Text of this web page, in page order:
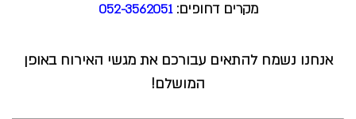
מקרים דחופים:052-3562051
אנחנו נשמח להתאים עבורכם את מגשי האירוח באופן
המושלם!